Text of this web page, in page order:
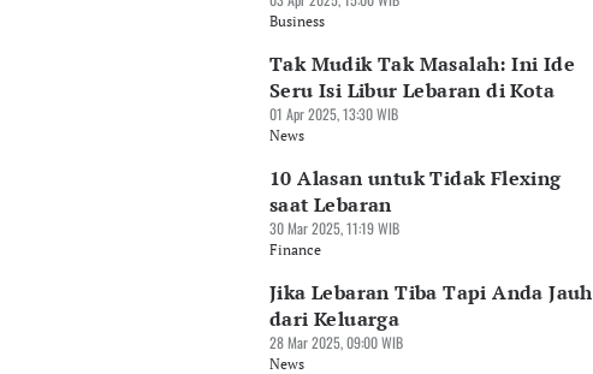
Business
Tak Mudik Tak Masalah: Ini Ide
Seru Isi Libur Lebaran di Kota
01 Apr 2025, 13:30 WIB
News
10 Alasan untuk Tidak Flexing
saat Lebaran
30 Mar 2025, 11:19 WIB
Finance
Jika Lebaran Tiba Tapi Anda Jauh
dari Keluarga
28 Mar 2025, 09:00 WIB
News